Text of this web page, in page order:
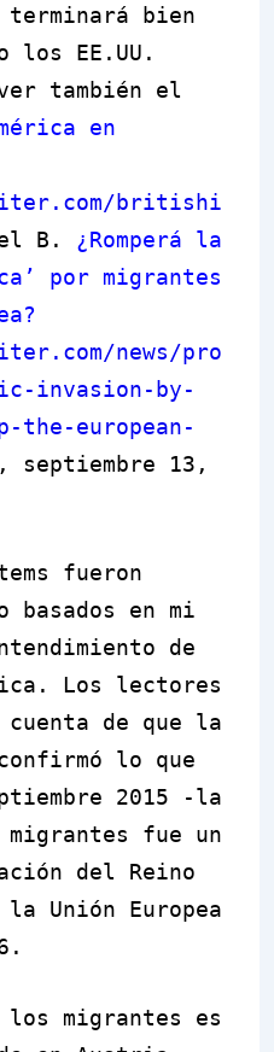
bien
los EE.UU.
también el
en
britishi
B. ¿Romperá la
por migrantes
news/pro
invasion-by-
the-european-
septiembre 13,
fueron
basados en mi
de
Los lectores
de que la
lo que
2015 -la
fue un
del Reino
Unión Europea
los migrantes es